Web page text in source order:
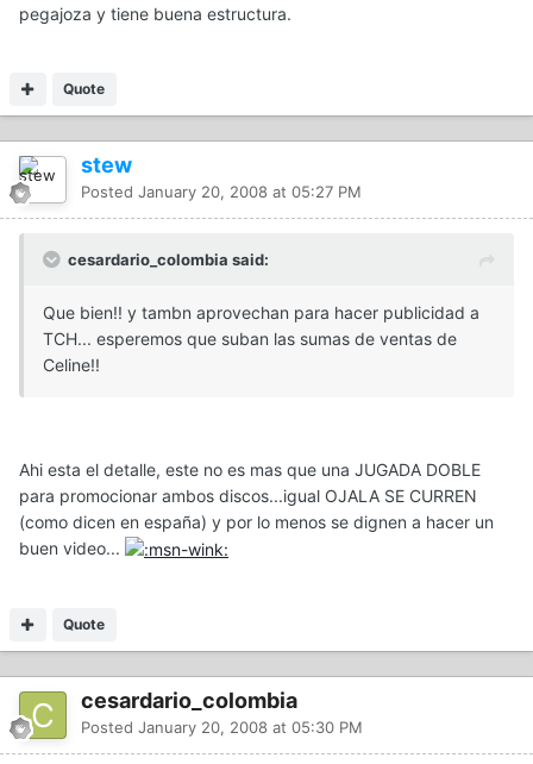
pegajoza y tiene buena estructura.
Quote
stew
Posted January 20, 2008 at 05:27 PM
cesardario_colombia said:
Que bien!! y tambn aprovechan para hacer publicidad a
TCH... esperemos que suban las sumas de ventas de
Celine!!
Ahi esta el detalle, este no es mas que una JUGADA DOBLE
para promocionar ambos discos...igual OJALA SE CURREN
(como dicen en españa) y por lo menos se dignen a hacer un
buen video...
Quote
cesardario_colombia
Posted January 20, 2008 at 05:30 PM